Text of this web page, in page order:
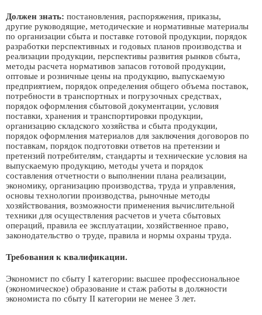
Должен знать: постановления, распоряжения, приказы,
другие руководящие, методические и нормативные материалы
по организации сбыта и поставке готовой продукции, порядок
разработки перспективных и годовых планов производства и
реализации продукции, перспективы развития рынков сбыта,
методы расчета нормативов запасов готовой продукции,
оптовые и розничные цены на продукцию, выпускаемую
предприятием, порядок определения общего объема поставок,
потребности в транспортных и погрузочных средствах,
порядок оформления сбытовой документации, условия
поставки, хранения и транспортировки продукции,
организацию складского хозяйства и сбыта продукции,
порядок оформления материалов для заключения договоров по
поставкам, порядок подготовки ответов на претензии и
претензий потребителям, стандарты и технические условия на
выпускаемую продукцию, методы учета и порядок
составления отчетности о выполнении плана реализации,
экономику, организацию производства, труда и управления,
основы технологии производства, рыночные методы
хозяйствования, возможности применения вычислительной
техники для осуществления расчетов и учета сбытовых
операций, правила ее эксплуатации, хозяйственное право,
законодательство о труде, правила и нормы охраны труда.
Требования к квалификации.
Экономист по сбыту I категории: высшее профессиональное
(экономическое) образование и стаж работы в должности
экономиста по сбыту II категории не менее 3 лет.